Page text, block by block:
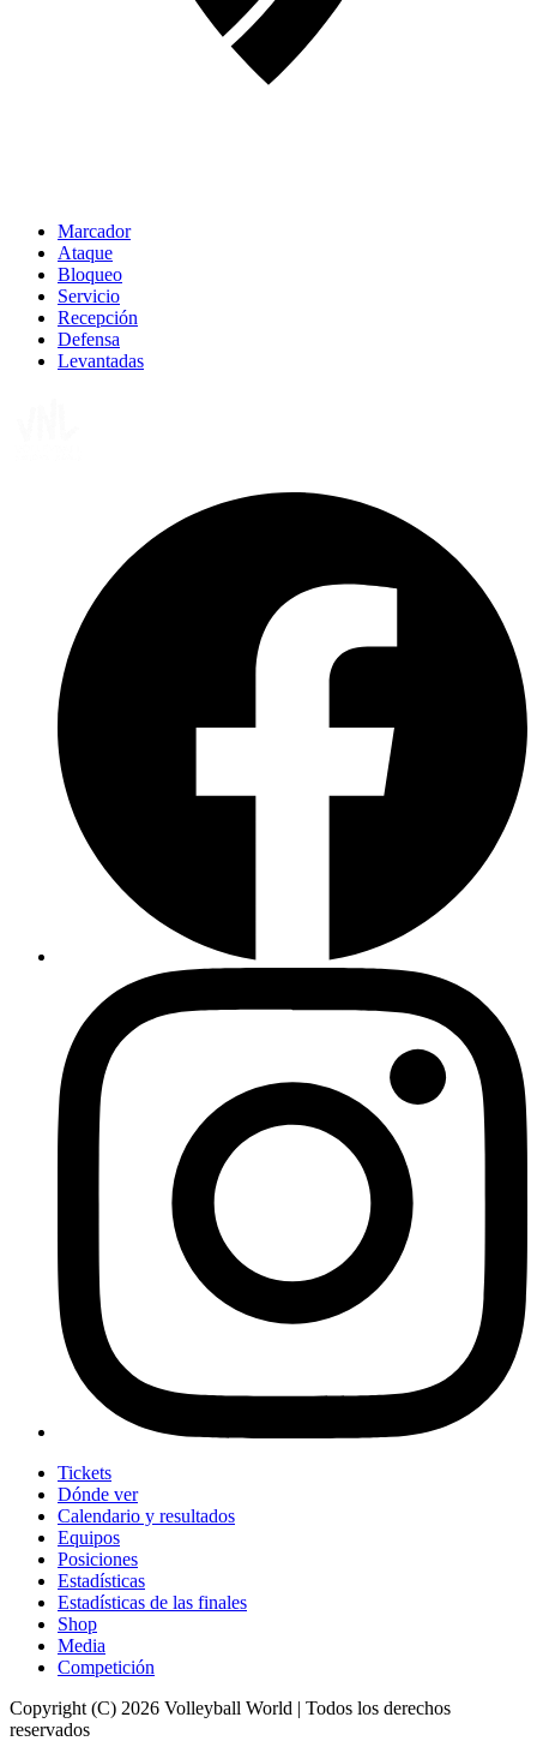
Marcador
Ataque
Bloqueo
Servicio
Recepción
Defensa
Levantadas
Tickets
Dónde ver
Calendario y resultados
Equipos
Posiciones
Estadísticas
Estadísticas de las finales
Shop
Media
Competición
Copyright (C) 2026 Volleyball World | Todos los derechos
reservados